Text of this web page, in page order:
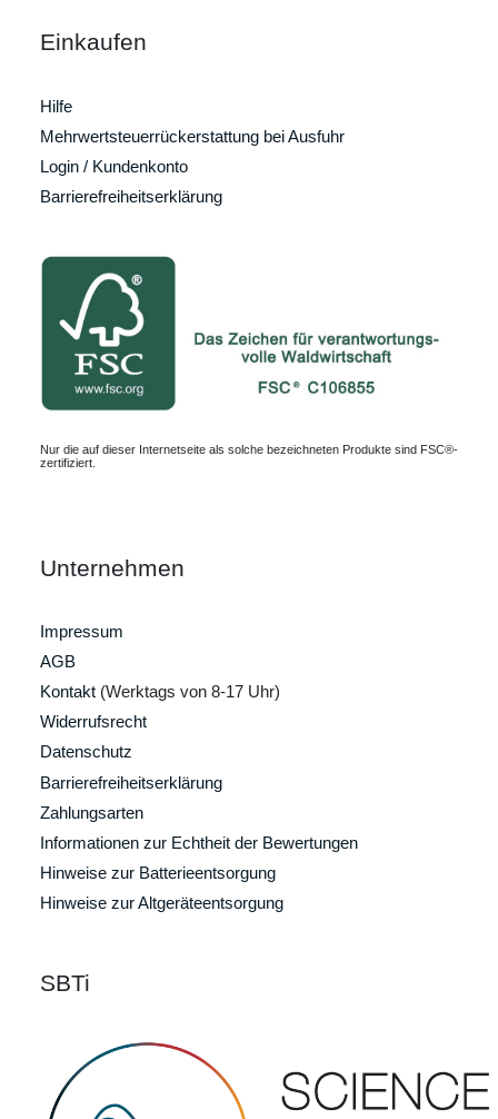
Einkaufen
Hilfe
Mehrwertsteuerrückerstattung bei Ausfuhr
Login / Kundenkonto
Barrierefreiheitserklärung
Nur die auf dieser Internetseite als solche bezeichneten Produkte sind FSC®-
zertifiziert.
Unternehmen
Impressum
AGB
Kontakt (Werktags von 8-17 Uhr)
Widerrufsrecht
Datenschutz
Barrierefreiheitserklärung
Zahlungsarten
Informationen zur Echtheit der Bewertungen
Hinweise zur Batterieentsorgung
Hinweise zur Altgeräteentsorgung
SBTi